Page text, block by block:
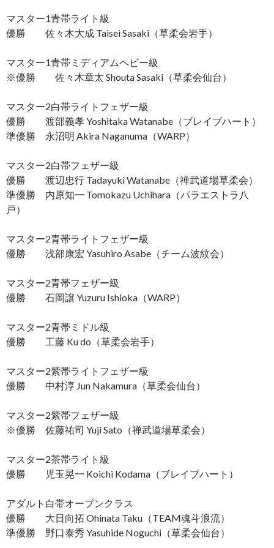
マスター1青帯ライト級
優勝 佐々木大成 Taisei Sasaki（草柔会岩手）
マスター1青帯ミディアムヘビー級
※優勝 佐々木章太 Shouta Sasaki（草柔会仙台）
マスター2白帯ライトフェザー級
優勝 渡部義孝 Yoshitaka Watanabe（ブレイブハート）
準優勝 永沼明 Akira Naganuma（WARP）
マスター2白帯フェザー級
優勝 渡辺忠行 Tadayuki Watanabe（禅武道場草柔会）
準優勝 内原知一 Tomokazu Uchihara（パラエストラ八
戸）
マスター2青帯ライトフェザー級
優勝 浅部康宏 Yasuhiro Asabe（チーム波紋会）
マスター2青帯フェザー級
優勝 石岡譲 Yuzuru Ishioka（WARP）
マスター2青帯ミドル級
優勝 工藤 Ku do（草柔会岩手）
マスター2紫帯ライトフェザー級
優勝 中村淳 Jun Nakamura（草柔会仙台）
マスター2紫帯フェザー級
※優勝 佐藤祐司 Yuji Sato（禅武道場草柔会）
マスター2茶帯ライト級
優勝 児玉晃一 Koichi Kodama（ブレイブハート）
アダルト白帯オープンクラス
優勝 大日向拓 Ohinata Taku（TEAM魂斗浪流）
準優勝 野口泰秀 Yasuhide Noguchi（草柔会仙台）